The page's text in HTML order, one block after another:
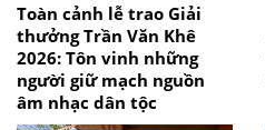
Toàn cảnh lễ trao Giải
thưởng Trần Văn Khê
2026: Tôn vinh những
người giữ mạch nguồn
âm nhạc dân tộc